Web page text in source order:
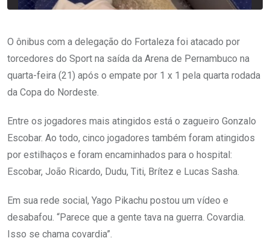
O ônibus com a delegação do Fortaleza foi atacado por
torcedores do Sport na saída da Arena de Pernambuco na
quarta-feira (21) após o empate por 1 x 1 pela quarta rodada
da Copa do Nordeste.
Entre os jogadores mais atingidos está o zagueiro Gonzalo
Escobar. Ao todo, cinco jogadores também foram atingidos
por estilhaços e foram encaminhados para o hospital:
Escobar, João Ricardo, Dudu, Titi, Brítez e Lucas Sasha.
Em sua rede social, Yago Pikachu postou um vídeo e
desabafou. “Parece que a gente tava na guerra. Covardia.
Isso se chama covardia”.